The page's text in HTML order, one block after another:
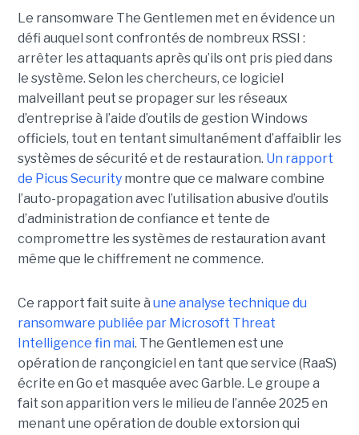
Le ransomware The Gentlemen met en évidence un
défi auquel sont confrontés de nombreux RSSI :
arrêter les attaquants après qu’ils ont pris pied dans
le système. Selon les chercheurs, ce logiciel
malveillant peut se propager sur les réseaux
d’entreprise à l’aide d’outils de gestion Windows
officiels, tout en tentant simultanément d’affaiblir les
systèmes de sécurité et de restauration. Un rapport
de Picus Securitymontre que ce malware combine
l’auto-propagation avec l’utilisation abusive d’outils
d’administration de confiance et tente de
compromettre les systèmes de restauration avant
même que le chiffrement ne commence.
Ce rapport fait suite à une analyse technique du
ransomware publiée par Microsoft Threat
Intelligence fin mai. The Gentlemen est une
opération de rançongiciel en tant que service (RaaS)
écrite en Go et masquée avec Garble. Le groupe a
fait son apparition vers le milieu de l’année 2025 en
menant une opération de double extorsion qui